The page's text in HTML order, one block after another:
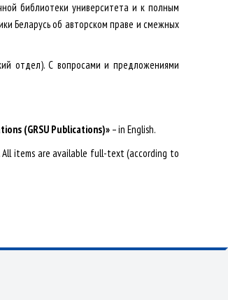
библиотеки университета и к полным
Беларусь об авторском праве и смежных
отдел). С вопросами и предложениями
(GRSU Publications)» – in English.
All items are available full-text (according to